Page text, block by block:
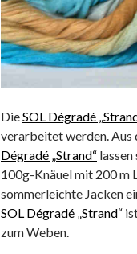
DieSOL Dégradé
verarbeitet werden.
Dégradé „Strand“
100g-Knäuel mit 200 m
sommerleichte Jacken
SOL Dégradé „Strand“
zum Weben.